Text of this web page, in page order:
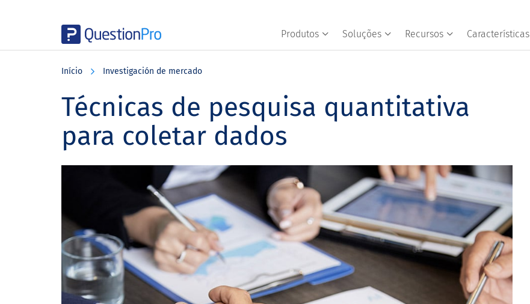
Produtos Soluções Recursos Características
Início Investigación de mercado
Técnicas de pesquisa quantitativa
para coletar dados